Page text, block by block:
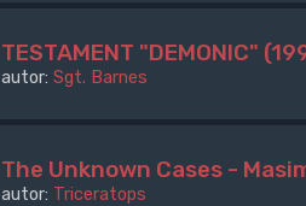
TESTAMENT "DEMONIC"
autor: Sgt. Barnes
The Unknown Cases -
autor: Triceratops